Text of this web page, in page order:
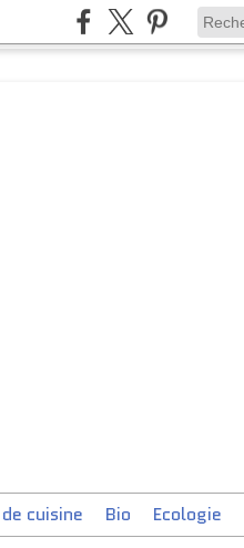
cuisine Bio Ecologie